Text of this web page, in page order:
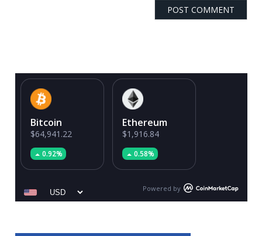
Bitcoin
$64,941.22
0.92%
Ethereum
$1,916.84
0.58%
Powered by